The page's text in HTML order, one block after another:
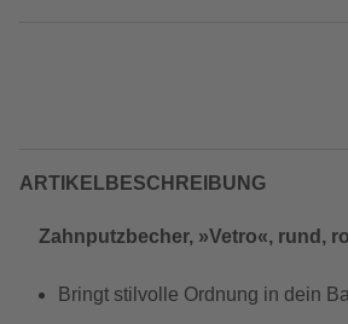
ARTIKELBESCHREIBUNG
Zahnputzbecher, »Vetro«, rund,
Bringt stilvolle Ordnung in dein